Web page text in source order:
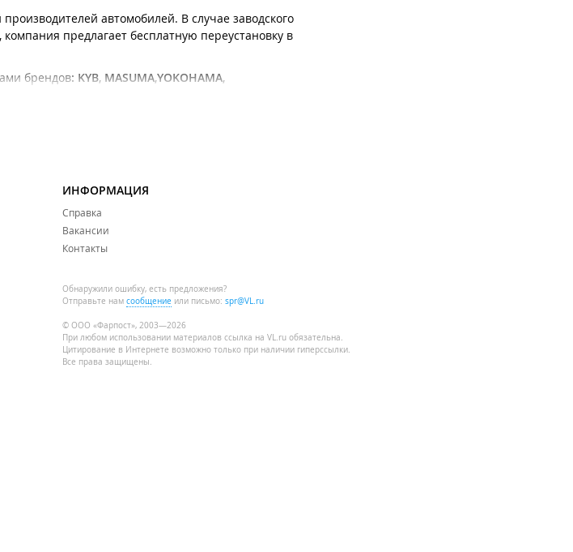
автомобилей. В случае заводского
предлагает бесплатную переустановку в
брендов: KYB, MASUMA,YOKOHAMA,
ИНФОРМАЦИЯ
Справка
Вакансии
Контакты
Обнаружили ошибку, есть предложения?
Отправьте нам сообщение или письмо: spr@VL.ru
© ООО «Фарпост», 2003—2026
При любом использовании материалов ссылка на VL.ru обязательна.
Цитирование в Интернете возможно только при наличии гиперссылки.
Все права защищены.